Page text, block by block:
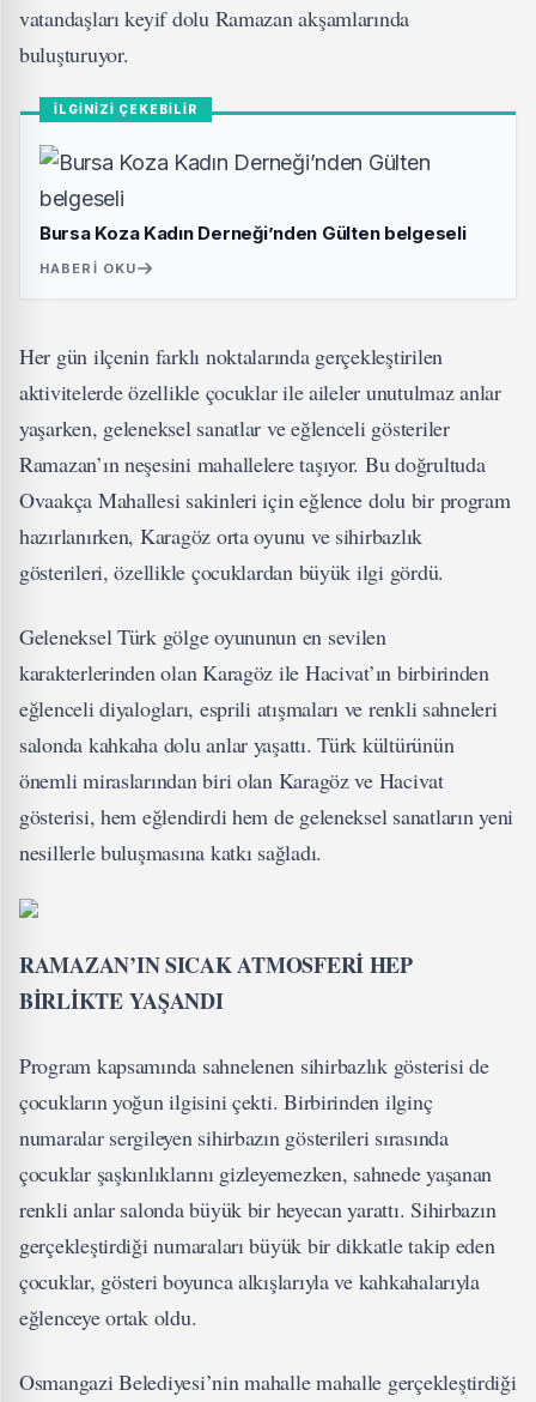
vatandaşları keyif dolu Ramazan akşamlarında
buluşturuyor.
İLGİNİZİ ÇEKEBİLİR
Bursa Koza Kadın Derneği’nden Gülten belgeseli
HABERI OKU
Her gün ilçenin farklı noktalarında gerçekleştirilen
aktivitelerde özellikle çocuklar ile aileler unutulmaz anlar
yaşarken, geleneksel sanatlar ve eğlenceli gösteriler
Ramazan’ın neşesini mahallelere taşıyor. Bu doğrultuda
Ovaakça Mahallesi sakinleri için eğlence dolu bir program
hazırlanırken, Karagöz orta oyunu ve sihirbazlık
gösterileri, özellikle çocuklardan büyük ilgi gördü.
Geleneksel Türk gölge oyununun en sevilen
karakterlerinden olan Karagöz ile Hacivat’ın birbirinden
eğlenceli diyalogları, esprili atışmaları ve renkli sahneleri
salonda kahkaha dolu anlar yaşattı. Türk kültürünün
önemli miraslarından biri olan Karagöz ve Hacivat
gösterisi, hem eğlendirdi hem de geleneksel sanatların yeni
nesillerle buluşmasına katkı sağladı.
RAMAZAN’IN SICAK ATMOSFERİ HEP
BİRLİKTE YAŞANDI
Program kapsamında sahnelenen sihirbazlık gösterisi de
çocukların yoğun ilgisini çekti. Birbirinden ilginç
numaralar sergileyen sihirbazın gösterileri sırasında
çocuklar şaşkınlıklarını gizleyemezken, sahnede yaşanan
renkli anlar salonda büyük bir heyecan yarattı. Sihirbazın
gerçekleştirdiği numaraları büyük bir dikkatle takip eden
çocuklar, gösteri boyunca alkışlarıyla ve kahkahalarıyla
eğlenceye ortak oldu.
Osmangazi Belediyesi’nin mahalle mahalle gerçekleştirdiği